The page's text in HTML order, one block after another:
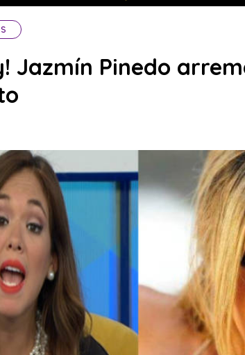
Jazmín Pinedo